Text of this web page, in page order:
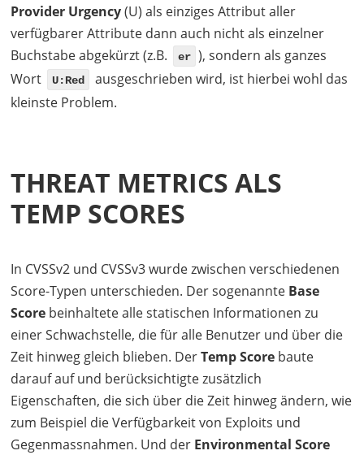
Provider Urgency(U) als einziges Attribut aller
verfügbarer Attribute dann auch nicht als einzelner
Buchstabe abgekürzt (z.B.
er ), sondern als ganzes
Wort
U:Red
ausgeschrieben wird, ist hierbei wohl das
kleinste Problem.
THREAT METRICS ALS
TEMP SCORES
In CVSSv2 und CVSSv3 wurde zwischen verschiedenen
Score-Typen unterschieden. Der sogenannte Base
Score beinhaltete alle statischen Informationen zu
einer Schwachstelle, die für alle Benutzer und über die
Zeit hinweg gleich blieben. DerTemp Score baute
darauf auf und berücksichtigte zusätzlich
Eigenschaften, die sich über die Zeit hinweg ändern, wie
zum Beispiel die Verfügbarkeit von Exploits und
Gegenmassnahmen. Und der Environmental Score